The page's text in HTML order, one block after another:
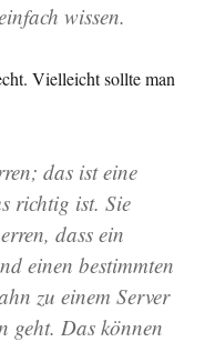
wissen.
Vielleicht sollte man
das ist eine
richtig ist. Sie
dass ein
einen bestimmten
zu einem Server
geht. Das können